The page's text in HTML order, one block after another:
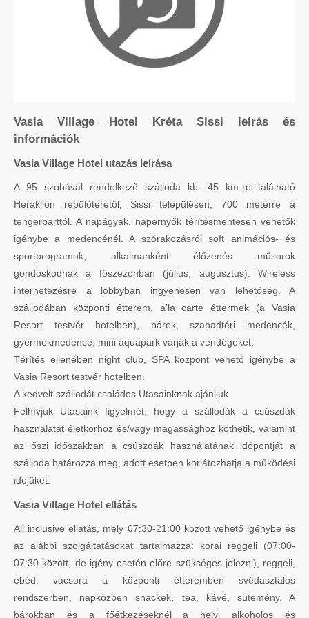
Vasia Village Hotel Kréta Sissi leírás és
információk
Vasia Village Hotel utazás leírása
A 95 szobával rendelkező szálloda kb. 45 km-re található
Heraklion repülőterétől, Sissi településen, 700 méterre a
tengerparttól. A napágyak, napernyők térítésmentesen vehetők
igénybe a medencénél. A szórakozásról soft animációs- és
sportprogramok, alkalmanként élőzenés műsorok
gondoskodnak a főszezonban (július, augusztus). Wireless
internetezésre a lobbyban ingyenesen van lehetőség. A
szállodában központi étterem, a'la carte éttermek (a Vasia
Resort testvér hotelben), bárok, szabadtéri medencék,
gyermekmedence, mini aquapark várják a vendégeket.
Térítés ellenében night club, SPA központ vehető igénybe a
Vasia Resort testvér hotelben.
A kedvelt szállodát családos Utasainknak ajánljuk.
Felhívjuk Utasaink figyelmét, hogy a szállodák a csúszdák
használatát életkorhoz és/vagy magassághoz köthetik, valamint
az őszi időszakban a csúszdák használatának időpontját a
szálloda határozza meg, adott esetben korlátozhatja a működési
idejüket.
Vasia Village Hotel ellátás
All inclusive ellátás, mely 07:30-21:00 között vehető igénybe és
az alábbi szolgáltatásokat tartalmazza: korai reggeli (07:00-
07:30 között, de igény esetén előre szükséges jelezni), reggeli,
ebéd, vacsora a központi étteremben svédasztalos
rendszerben, napközben snackek, tea, kávé, sütemény. A
bárokban és a főétkezéseknél a helyi alkoholos és